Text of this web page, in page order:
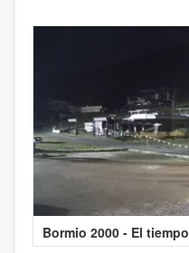
Bormio 2000 - El tiempo